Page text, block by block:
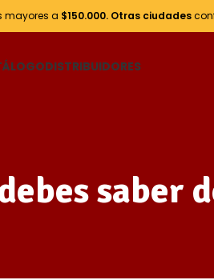
mayores a $150.000. Otras ciudades
DISTRIBUIDORES
saber